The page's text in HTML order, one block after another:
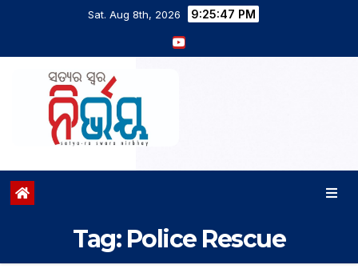
Sat. Aug 8th, 2026 9:25:47 PM
Tag: Police Rescue